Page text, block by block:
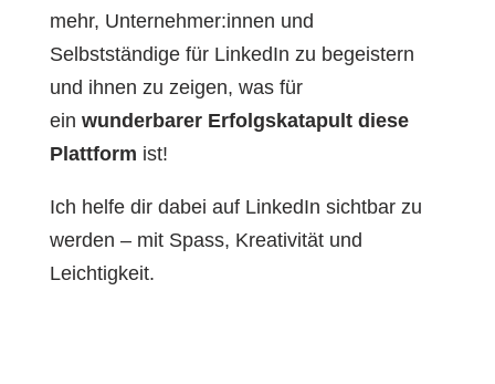
mehr, Unternehmer:innen und
Selbstständige für LinkedIn zu begeistern
und ihnen zu zeigen, was für
ein wunderbarer Erfolgskatapult diese
Plattform ist!
Ich helfe dir dabei auf LinkedIn sichtbar zu
werden – mit Spass, Kreativität und
Leichtigkeit.